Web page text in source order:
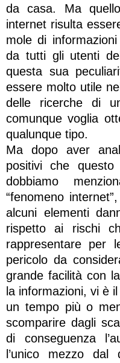
da casa. Ma
internet risulta
mole di
da tutti gli utenti
questa sua
essere molto utile
delle ricerche di
comunque voglia
qualunque tipo.
Ma dopo aver
positivi che questo
dobbiamo
“fenomeno
alcuni elementi
rispetto ai rischi
rappresentare per
pericolo da
grande facilità con
la informazioni, vi è
un tempo più o
scomparire dagli
di conseguenza
l’unico mezzo dal